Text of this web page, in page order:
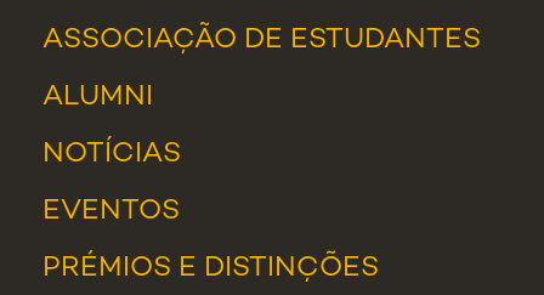
ASSOCIAÇÃO DE ESTUDANTES
ALUMNI
NOTÍCIAS
EVENTOS
PRÉMIOS E DISTINÇÕES